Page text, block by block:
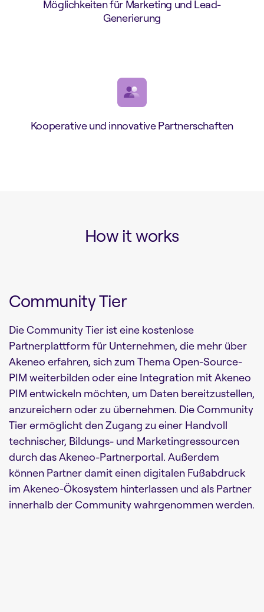
Möglichkeiten für Marketing und Lead-
Generierung
Kooperative und innovative Partnerschaften
How it works
Community Tier
Die Community Tier ist eine kostenlose
Partnerplattform für Unternehmen, die mehr über
Akeneo erfahren, sich zum Thema Open-Source-
PIM weiterbilden oder eine Integration mit Akeneo
PIM entwickeln möchten, um Daten bereitzustellen,
anzureichern oder zu übernehmen. Die Community
Tier ermöglicht den Zugang zu einer Handvoll
technischer, Bildungs- und Marketingressourcen
durch das Akeneo-Partnerportal. Außerdem
können Partner damit einen digitalen Fußabdruck
im Akeneo-Ökosystem hinterlassen und als Partner
innerhalb der Community wahrgenommen werden.